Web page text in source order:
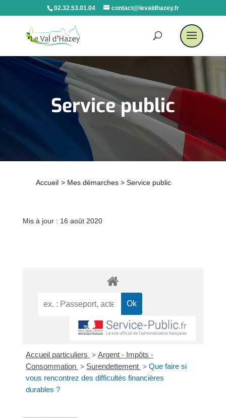
02.32.53.01.04 contact@levaldhazey.fr
Service public
Accueil > Mes démarches > Service public
Mis à jour : 16 août 2020
Accueil particuliers > Argent - Impôts -
Consommation > Surendettement > Que faire si
vous rencontrez des difficultés financières
durables ?